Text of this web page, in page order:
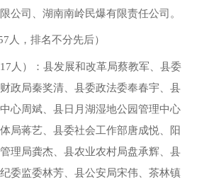
公司、湖南南岭民爆有限责任公司。
人，排名不分先后）
人）：县发展和改革局蔡教军、县委
政局秦奖清、县委政法委奉春宇、县
心周斌、县日月湖湿地公园管理中心
局蒋艺、县委社会工作部唐成悦、阳
理局龚杰、县农业农村局盘承辉、县
委监委林芳、县公安局宋伟、茶林镇